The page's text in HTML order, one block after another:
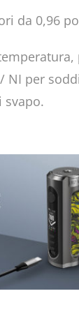
da 0,96
NI per
svapo.